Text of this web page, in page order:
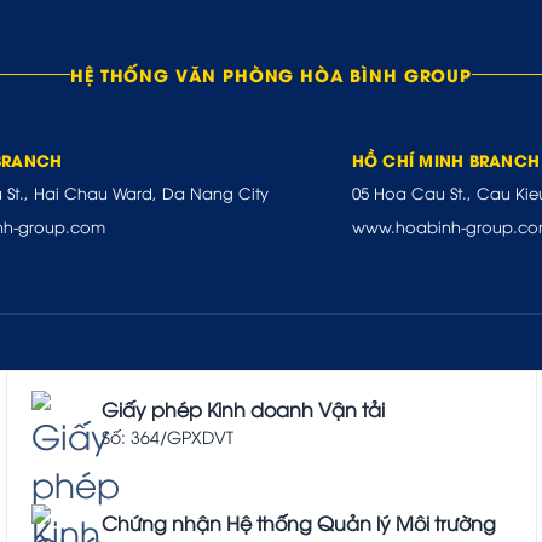
HỆ THỐNG VĂN PHÒNG HÒA BÌNH GROUP
St., Hai Chau Ward, Da Nang City
group.com
HỒ CHÍ MINH BRANCH
05 Hoa Cau St., Cau
www.hoabinh-
Giấy phép Kinh doanh Vận tải
Số: 364/GPXDVT
Chứng nhận Hệ thống Quản lý Môi trường